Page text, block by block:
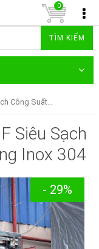
TÌM KIẾM
0
Công Suất...
Siêu Sạch
Inox 304
- 29%